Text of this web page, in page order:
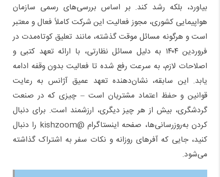
بیاورد، بلکه رشد کند. بر اساس بررسی‌های رسمی سازمان
هواپیمایی کشوری، مجوز فعالیت این شرکت کاملاً فعال و معتبر
است و هرگونه مسائل موقت گذشته، مانند تعلیق کوتاه‌مدت در
فروردین ۱۴۰۴ به دلیل مسائل نظارتی، با ارائه تعهد کتبی و
اصلاحات لازم، به سرعت رفع شده تا فعالیت بدون وقفه ادامه
یابد. این سابقه، نشان‌دهنده تعهد عمیق آژانس به رعایت
قوانین و حفظ اعتماد مشتریان است – چیزی که در صنعت
گردشگری، بیش از هر چیز دیگری، ارزشمند است. برای دنبال
کردن به‌روزرسانی‌ها، صفحه اینستاگرام @kishzoom را دنبال
کنید، جایی که آفرهای روزانه و نکات سفر به اشتراک گذاشته
می‌شود.